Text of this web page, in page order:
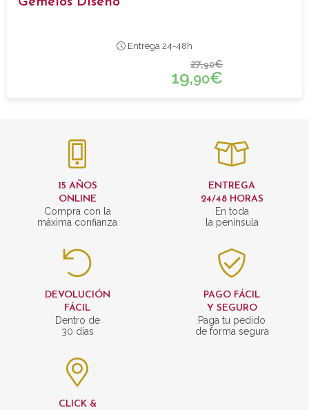
Entrega 24-48h
27,90€
19,90€
15 AÑOS
ONLINE
Compra con la
máxima confianza
ENTREGA
24/48 HORAS
En toda
la península
DEVOLUCIÓN
FÁCIL
Dentro de
30 días
PAGO FÁCIL
Y SEGURO
Paga tu pedido
de forma segura
CLICK &